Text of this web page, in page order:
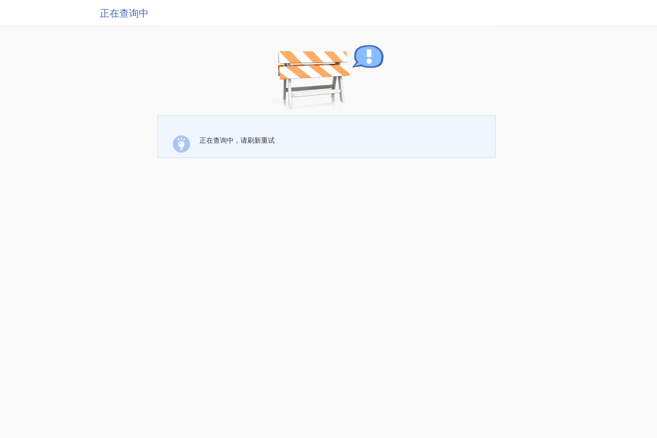
正在查询中
正在查询中，请刷新重试